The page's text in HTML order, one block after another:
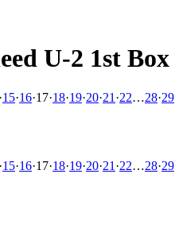
U-2 1st Box
·15·16·17·18·19·20·21 ·22…28·29
·15·16·17·18·19·20·21 ·22…28·29